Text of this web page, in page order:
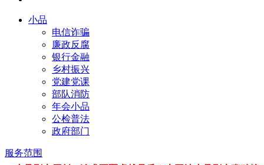
小品
电信诈骗
廉政反腐
银行金融
乡村振兴
党建党课
部队消防
年会小品
公检普法
政府部门
服务范围